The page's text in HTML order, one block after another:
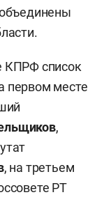
КПРФ список
первом месте
,
, на третьем
РТ